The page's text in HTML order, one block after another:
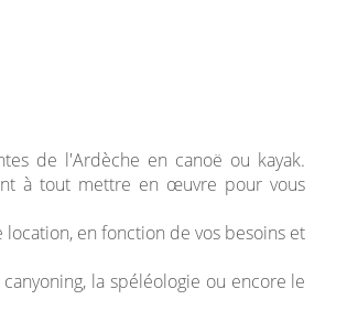
de l'Ardèche en canoë ou kayak.
à tout mettre en œuvre pour vous
en fonction de vos besoins et
la spéléologie ou encore le